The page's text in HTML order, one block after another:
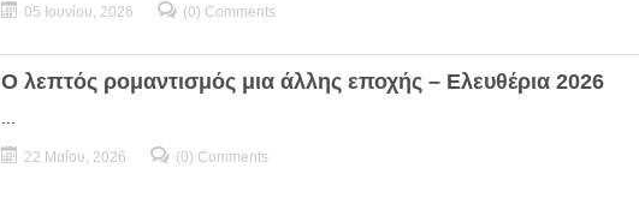
05 Ιουνίου, 2026 (0) Comments
Ο λεπτός ρομαντισμός μια άλλης εποχής – Ελευθέρια 2026
22 Μαΐου, 2026 (0) Comments